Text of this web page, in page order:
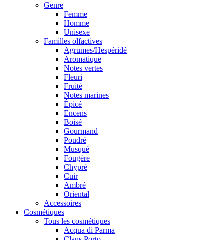
Genre
Femme
Homme
Unisexe
Familles olfactives
Agrumes/Hespéridé
Aromatique
Notes vertes
Fleuri
Fruité
Notes marines
Épicé
Encens
Boisé
Gourmand
Poudré
Musqué
Fougère
Chypré
Cuir
Ambré
Oriental
Accessoires
Cosmétiques
Tous les cosmétiques
Acqua di Parma